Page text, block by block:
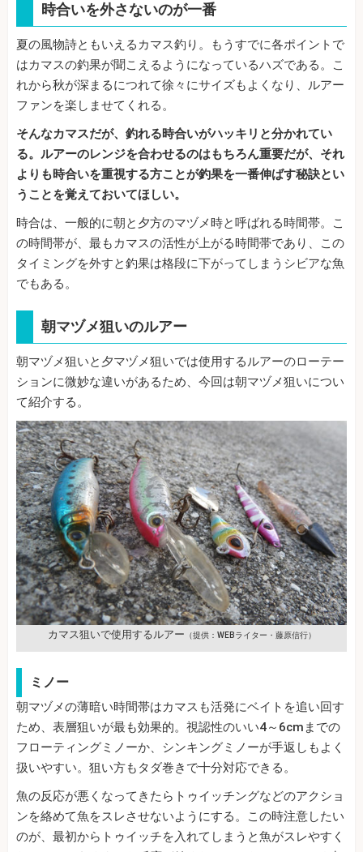
時合いを外さないのが一番
夏の風物詩ともいえるカマス釣り。もうすでに各ポイントで
はカマスの釣果が聞こえるようになっているハズである。こ
れから秋が深まるにつれて徐々にサイズもよくなり、ルアー
ファンを楽しませてくれる。
そんなカマスだが、釣れる時合いがハッキリと分かれてい
る。ルアーのレンジを合わせるのはもちろん重要だが、それ
よりも時合いを重視する方ことが釣果を一番伸ばす秘訣とい
うことを覚えておいてほしい。
時合は、一般的に朝と夕方のマヅメ時と呼ばれる時間帯。こ
の時間帯が、最もカマスの活性が上がる時間帯であり、この
タイミングを外すと釣果は格段に下がってしまうシビアな魚
でもある。
朝マヅメ狙いのルアー
朝マヅメ狙いと夕マヅメ狙いでは使用するルアーのローテー
ションに微妙な違いがあるため、今回は朝マヅメ狙いについ
て紹介する。
カマス狙いで使用するルアー （提供：WEBライター・藤原信行）
ミノー
朝マヅメの薄暗い時間帯はカマスも活発にベイトを追い回す
ため、表層狙いが最も効果的。視認性のいい4～6cmまでの
フローティングミノーか、シンキングミノーが手返しもよく
扱いやすい。狙い方もタダ巻きで十分対応できる。
魚の反応が悪くなってきたらトゥイッチングなどのアクショ
ンを絡めて魚をスレさせないようにする。この時注意したい
のが、最初からトゥイッチを入れてしまうと魚がスレやすく